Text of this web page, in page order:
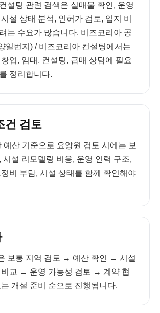
설팅 관련 검색은 실매물 확인, 운영
설 상태 분석, 인허가 검토, 입지 비
는 수요가 많습니다. 비즈코리아 공
일번지) / 비즈코리아 컨설팅에서는
업, 임대, 컨설팅, 급매 상담에 필요
정리합니다.
건 검토
예산 기준으로 요양원 검토 시에는 보
시설 리모델링 비용, 운영 인력 구조,
비 부담, 시설 상태를 함께 확인해야
보통 지역 검토 → 예산 확인 → 시설
비교 → 운영 가능성 검토 → 계약 협
개설 준비 순으로 진행됩니다.